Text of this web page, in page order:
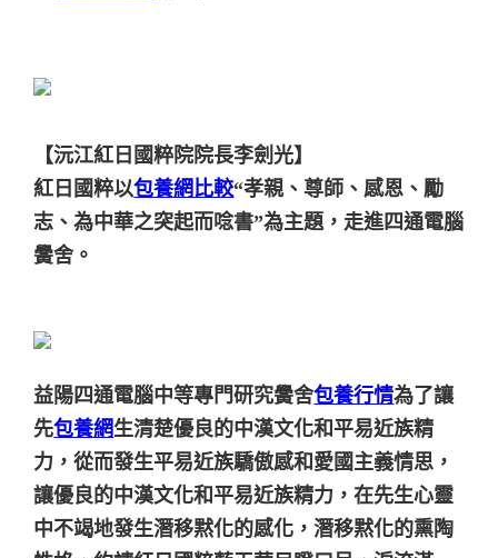
【沅江紅日國粹院院長李劍光】
紅日國粹以包養網比較“孝親、尊師、感恩、勵
志、為中華之突起而唸書”為主題，走進四通電腦
黌舍。
益陽四通電腦中等專門研究黌舍包養行情為了讓
先包養網生清楚優良的中漢文化和平易近族精
力，從而發生平易近族驕傲感和愛國主義情思，
讓優良的中漢文化和平易近族精力，在先生心靈
中不竭地發生潛移黙化的感化，潛移黙化的熏陶